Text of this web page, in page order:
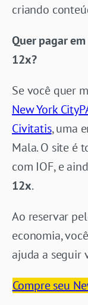
criando
Quer pagar
12x?
Se você quer
New York
Civitatis, uma
Mala. O site é
com IOF, e
12x.
Ao reservar
economia,
ajuda a seguir
Compre seu